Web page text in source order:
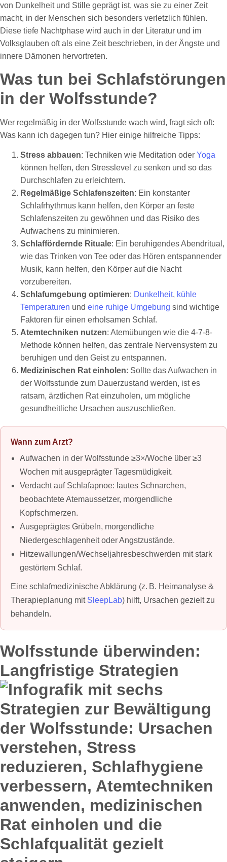
von Dunkelheit und Stille geprägt ist, was sie zu einer Zeit
macht, in der Menschen sich besonders verletzlich fühlen.
Diese tiefe Nachtphase wird auch in der Literatur und im
Volksglauben oft als eine Zeit beschrieben, in der Ängste und
innere Dämonen hervortreten.
Was tun bei Schlafstörungen
in der Wolfsstunde?
Wer regelmäßig in der Wolfsstunde wach wird, fragt sich oft:
Was kann ich dagegen tun? Hier einige hilfreiche Tipps:
Stress abbauen: Techniken wie Meditation oder Yoga
können helfen, den Stresslevel zu senken und so das
Durchschlafen zu erleichtern.
Regelmäßige Schlafenszeiten: Ein konstanter
Schlafrhythmus kann helfen, den Körper an feste
Schlafenszeiten zu gewöhnen und das Risiko des
Aufwachens zu minimieren.
Schlaffördernde Rituale: Ein beruhigendes Abendritual,
wie das Trinken von Tee oder das Hören entspannender
Musik, kann helfen, den Körper auf die Nacht
vorzubereiten.
Schlafumgebung optimieren: Dunkelheit, kühle
Temperaturen und eine ruhige Umgebung sind wichtige
Faktoren für einen erholsamen Schlaf.
Atemtechniken nutzen: Atemübungen wie die 4-7-8-
Methode können helfen, das zentrale Nervensystem zu
beruhigen und den Geist zu entspannen.
Medizinischen Rat einholen: Sollte das Aufwachen in
der Wolfsstunde zum Dauerzustand werden, ist es
ratsam, ärztlichen Rat einzuholen, um mögliche
gesundheitliche Ursachen auszuschließen.
Wann zum Arzt?
Aufwachen in der Wolfsstunde ≥3×/Woche über ≥3
Wochen mit ausgeprägter Tagesmüdigkeit.
Verdacht auf Schlafapnoe: lautes Schnarchen,
beobachtete Atemaussetzer, morgendliche
Kopfschmerzen.
Ausgeprägtes Grübeln, morgendliche
Niedergeschlagenheit oder Angstzustände.
Hitzewallungen/Wechseljahresbeschwerden mit stark
gestörtem Schlaf.
Eine schlafmedizinische Abklärung (z. B. Heimanalyse &
Therapieplanung mit SleepLab) hilft, Ursachen gezielt zu
behandeln.
Wolfsstunde überwinden:
Langfristige Strategien